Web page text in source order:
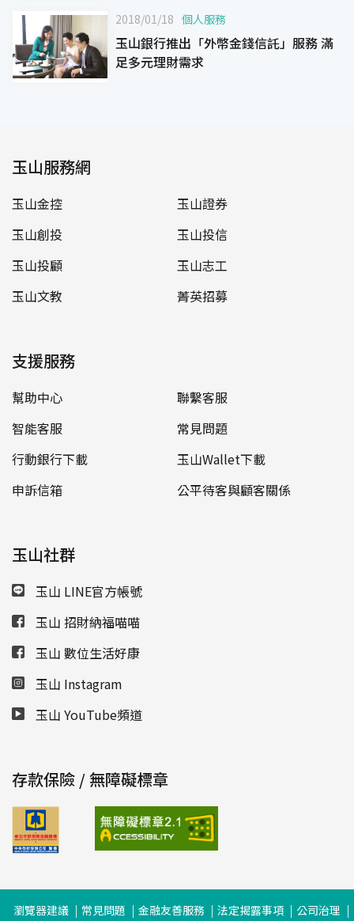
2018/01/18 個人服務
玉山銀行推出「外幣金錢信託」服務 滿
足多元理財需求
玉山服務網
玉山金控
玉山證券
玉山創投
玉山投信
玉山投顧
玉山志工
玉山文教
菁英招募
支援服務
幫助中心
聯繫客服
智能客服
常見問題
行動銀行下載
玉山Wallet下載
申訴信箱
公平待客與顧客關係
玉山社群
玉山 LINE官方帳號
玉山 招財納福喵喵
玉山 數位生活好康
玉山 Instagram
玉山 YouTube頻道
存款保險 / 無障礙標章
瀏覽器建議 常見問題 金融友善服務 法定揭露事項 公司治理